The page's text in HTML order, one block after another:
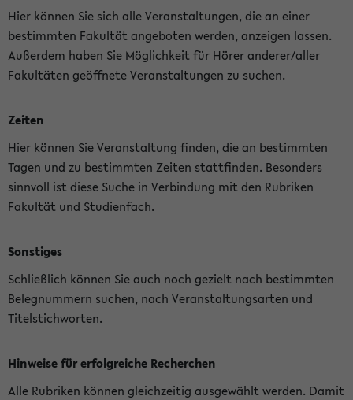
Hier können Sie sich alle Veranstaltungen, die an einer
bestimmten Fakultät angeboten werden, anzeigen lassen.
Außerdem haben Sie Möglichkeit für Hörer anderer/aller
Fakultäten geöffnete Veranstaltungen zu suchen.
Zeiten
Hier können Sie Veranstaltung finden, die an bestimmten
Tagen und zu bestimmten Zeiten stattfinden. Besonders
sinnvoll ist diese Suche in Verbindung mit den Rubriken
Fakultät und Studienfach.
Sonstiges
Schließlich können Sie auch noch gezielt nach bestimmten
Belegnummern suchen, nach Veranstaltungsarten und
Titelstichworten.
Hinweise für erfolgreiche Recherchen
Alle Rubriken können gleichzeitig ausgewählt werden. Damit